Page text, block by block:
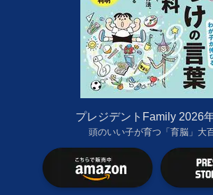
プレジデントFamily 2026
頭のいい子が育つ「育脳」大